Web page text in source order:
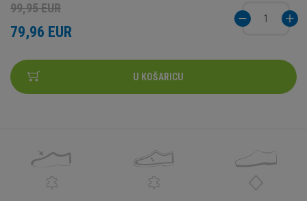
99,95 EUR
79,96 EUR
U KOŠARICU